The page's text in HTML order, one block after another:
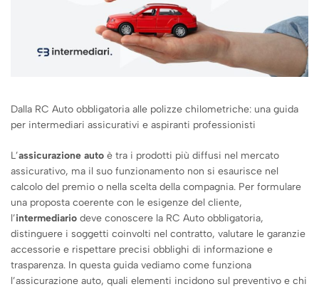
Dalla RC Auto obbligatoria alle polizze chilometriche: una guida
per intermediari assicurativi e aspiranti professionisti
L’assicurazione auto è tra i prodotti più diffusi nel mercato
assicurativo, ma il suo funzionamento non si esaurisce nel
calcolo del premio o nella scelta della compagnia. Per formulare
una proposta coerente con le esigenze del cliente,
l’intermediario deve conoscere la RC Auto obbligatoria,
distinguere i soggetti coinvolti nel contratto, valutare le garanzie
accessorie e rispettare precisi obblighi di informazione e
trasparenza. In questa guida vediamo come funziona
l’assicurazione auto, quali elementi incidono sul preventivo e chi